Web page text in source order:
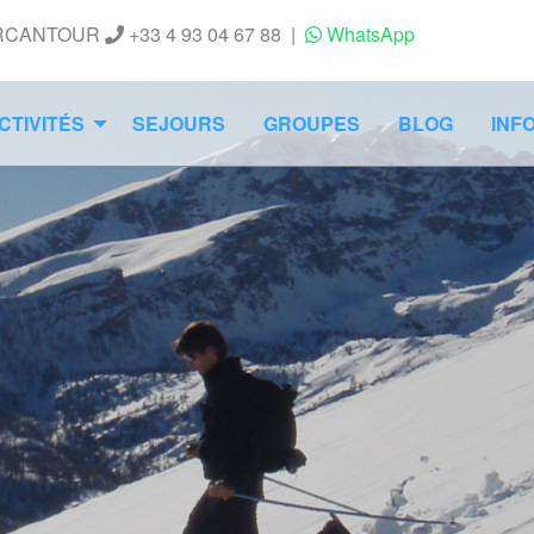
+33 4 93 04 67 88 | WhatsApp
SEJOURS GROUPES BLOG